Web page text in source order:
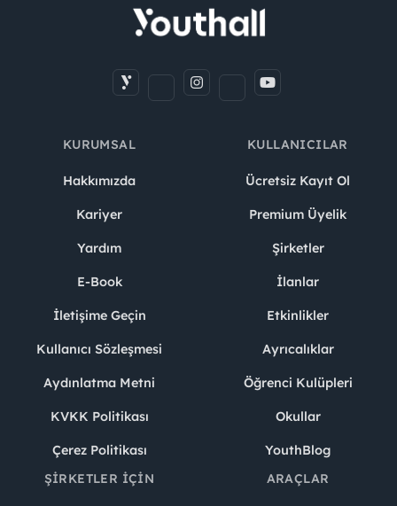
KURUMSAL
Hakkımızda
Kariyer
Yardım
E-Book
İletişime Geçin
Kullanıcı Sözleşmesi
Aydınlatma Metni
KVKK Politikası
Çerez Politikası
KULLANICILAR
Ücretsiz Kayıt Ol
Premium Üyelik
Şirketler
İlanlar
Etkinlikler
Ayrıcalıklar
Öğrenci Kulüpleri
Okullar
YouthBlog
ŞIRKETLER İÇIN
ARAÇLAR